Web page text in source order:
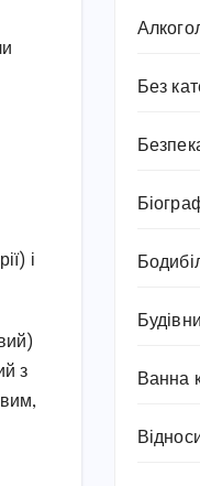
і
з
Без
Ванна